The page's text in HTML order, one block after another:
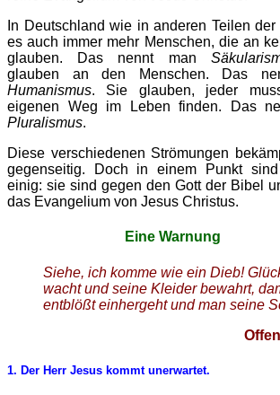
In Deutschland wie in anderen Teilen
es auch immer mehr Menschen, die an
glauben. Das nennt man
glauben an den Menschen. Das
Humanismus. Sie glauben, jeder
eigenen Weg im Leben finden. Das
Pluralismus.
Diese verschiedenen Strömungen
gegenseitig. Doch in einem Punkt
einig: sie sind gegen den Gott der Bibel
das Evangelium von Jesus Christus.
Eine Warnung
Siehe, ich komme wie ein Dieb!
wacht und seine Kleider bewahrt,
entblößt einhergeht und man seine
1. Der Herr Jesus kommt unerwartet.